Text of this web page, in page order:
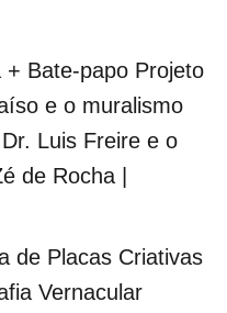
Bate-papo Projeto
e o muralismo
Luis Freire e o
de Rocha |
de Placas Criativas
Vernacular